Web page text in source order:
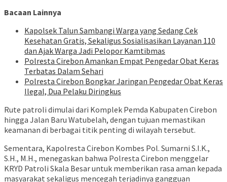
Bacaan Lainnya
Kapolsek Talun Sambangi Warga yang Sedang Cek
Kesehatan Gratis, Sekaligus Sosialisasikan Layanan 110
dan Ajak Warga Jadi Pelopor Kamtibmas
Polresta Cirebon Amankan Empat Pengedar Obat Keras
Terbatas Dalam Sehari
Polresta Cirebon Bongkar Jaringan Pengedar Obat Keras
Ilegal, Dua Pelaku Diringkus
Rute patroli dimulai dari Komplek Pemda Kabupaten Cirebon
hingga Jalan Baru Watubelah, dengan tujuan memastikan
keamanan di berbagai titik penting di wilayah tersebut.
Sementara, Kapolresta Cirebon Kombes Pol. Sumarni S.I.K.,
S.H., M.H., menegaskan bahwa Polresta Cirebon menggelar
KRYD Patroli Skala Besar untuk memberikan rasa aman kepada
masyarakat sekaligus mencegah terjadinya gangguan